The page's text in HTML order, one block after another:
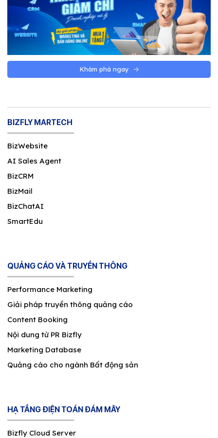
Khám phá ngay
BIZFLY MARTECH
BizWebsite
AI Sales Agent
BizCRM
BizMail
BizChatAI
SmartEdu
QUẢNG CÁO VÀ TRUYỀN THÔNG
Performance Marketing
Giải pháp truyền thông quảng cáo
Content Booking
Nội dung từ PR Bizfly
Marketing Database
Quảng cáo cho ngành Bất động sản
HẠ TẦNG ĐIỆN TOÁN ĐÁM MÂY
Bizfly Cloud Server